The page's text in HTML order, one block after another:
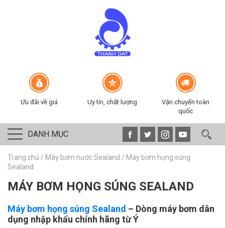
Ưu đãi về giá Uy tín, chất lượng
Vận chuyển toàn
quốc
DANH MỤC
Trang chủ / Máy bơm nước Sealand / Máy bơm họng súng
Sealand
MÁY BƠM HỌNG SÚNG SEALAND
Máy bơm họng súng Sealand – Dòng máy bơm dân
dụng nhập khẩu chính hãng từ Ý